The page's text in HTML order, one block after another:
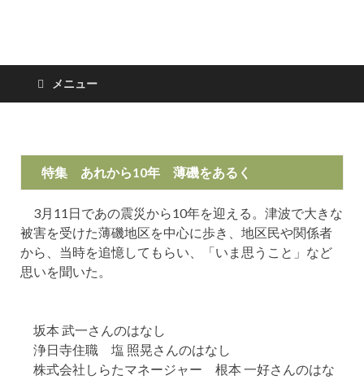
日々の新聞
メニュー
特集 あれから10年 薄磯をあるく
3月11日であの震災から10年を迎える。津波で大きな
被害を受けた薄磯地区を中心に歩き、地区民や関係者
から、当時を追憶してもらい、「いま思うこと」など
思いを聞いた。
坂本 武一さんのはなし
浄日寺住職 塩 照晃さんのはなし
株式会社しらたマネージャー 根本 一好さんのはな